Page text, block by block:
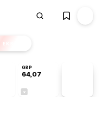
EKSTRA
GBP
64,07